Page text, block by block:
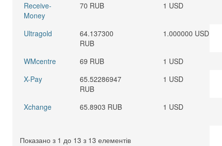
Receive-
Money
70 RUB 1 USD
Ultragold
64.137300
RUB
1.000000 USD
WMcentre 69 RUB
1 USD
X-Pay
65.52286947
RUB
1 USD
Xchange 65.8903 RUB 1 USD
Показано з 1 до 13 з 13 елементів